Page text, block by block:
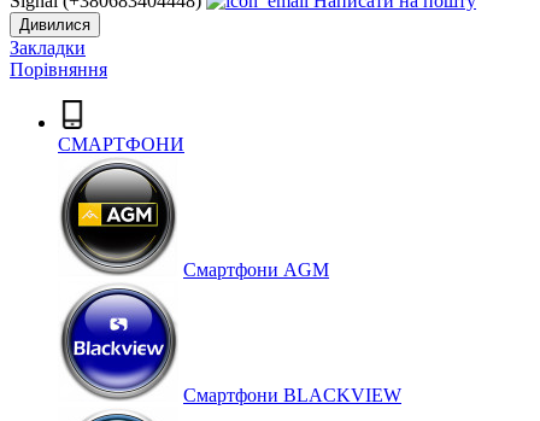
Дивилися
Закладки
Порівняння
СМАРТФОНИ
Cмартфони AGM
Смартфони BLACKVIEW